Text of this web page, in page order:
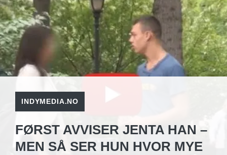
INDYMEDIA.NO
FØRST AVVISER JENTA HAN –
MEN SÅ SER HUN HVOR MYE